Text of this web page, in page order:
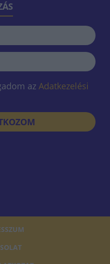
az Adatkezelési